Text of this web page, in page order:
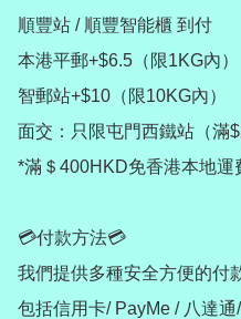
順豐站 / 順豐智能櫃 到付
本港平郵+$6.5（限1KG內）
智郵站+$10（限10KG內）
面交：只限屯門西鐵站（滿
*滿＄400HKD免香港本地運
💳付款方法💳
我們提供多種安全方便的付
包括信用卡/ PayMe / 八達